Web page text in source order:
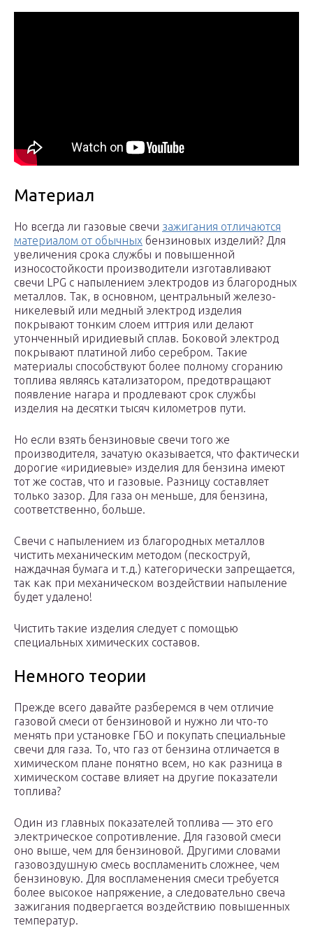
Материал
Но всегда ли газовые свечи зажигания отличаются
материалом от обычных бензиновых изделий? Для
увеличения срока службы и повышенной
износостойкости производители изготавливают
свечи LPG с напылением электродов из благородных
металлов. Так, в основном, центральный железо-
никелевый или медный электрод изделия
покрывают тонким слоем иттрия или делают
утонченный иридиевый сплав. Боковой электрод
покрывают платиной либо серебром. Такие
материалы способствуют более полному сгоранию
топлива являясь катализатором, предотвращают
появление нагара и продлевают срок службы
изделия на десятки тысяч километров пути.
Но если взять бензиновые свечи того же
производителя, зачатую оказывается, что фактически
дорогие «иридиевые» изделия для бензина имеют
тот же состав, что и газовые. Разницу составляет
только зазор. Для газа он меньше, для бензина,
соответственно, больше.
Свечи с напылением из благородных металлов
чистить механическим методом (пескоструй,
наждачная бумага и т.д.) категорически запрещается,
так как при механическом воздействии напыление
будет удалено!
Чистить такие изделия следует с помощью
специальных химических составов.
Немного теории
Прежде всего давайте разберемся в чем отличие
газовой смеси от бензиновой и нужно ли что-то
менять при установке ГБО и покупать специальные
свечи для газа. То, что газ от бензина отличается в
химическом плане понятно всем, но как разница в
химическом составе влияет на другие показатели
топлива?
Один из главных показателей топлива — это его
электрическое сопротивление. Для газовой смеси
оно выше, чем для бензиновой. Другими словами
газовоздушную смесь воспламенить сложнее, чем
бензиновую. Для воспламенения смеси требуется
более высокое напряжение, а следовательно свеча
зажигания подвергается воздействию повышенных
температур.